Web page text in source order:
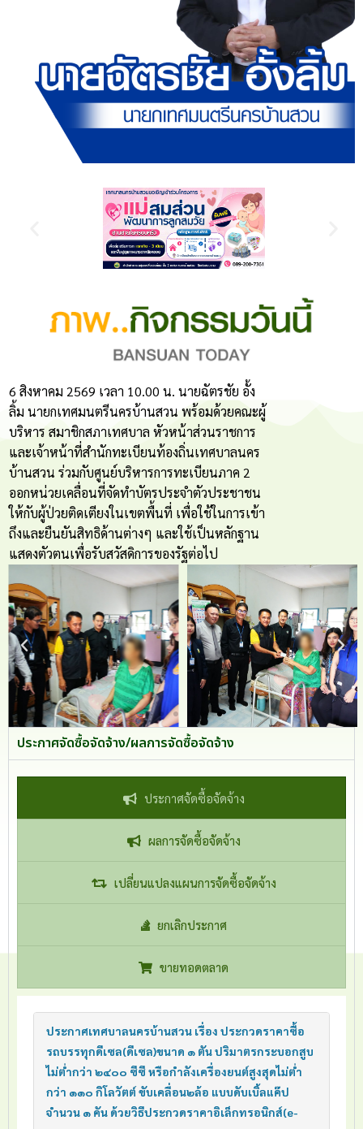
6 สิงหาคม 2569 เวลา 10.00 น. นายฉัตรชัย อั้ง
ลิ้ม นายกเทศมนตรีนครบ้านสวน พร้อมด้วยคณะผู้
บริหาร สมาชิกสภาเทศบาล หัวหน้าส่วนราชการ
และเจ้าหน้าที่สำนักทะเบียนท้องถิ่นเทศบาลนคร
บ้านสวน ร่วมกับศูนย์บริหารการทะเบียนภาค 2
ออกหน่วยเคลื่อนที่จัดทำบัตรประจำตัวประชาชน
ให้กับผู้ป่วยติดเตียงในเขตพื้นที่ เพื่อใช้ในการเข้า
ถึงและยืนยันสิทธิด้านต่างๆ และใช้เป็นหลักฐาน
แสดงตัวตนเพื่อรับสวัสดิการของรัฐต่อไป
ประกาศจัดซื้อจัดจ้าง/ผลการจัดซื้อจัดจ้าง
ประกาศจัดซื้อจัดจ้าง
ผลการจัดซื้อจัดจ้าง
เปลี่ยนแปลงแผนการจัดซื้อจัดจ้าง
ยกเลิกประกาศ
ขายทอดตลาด
ประกาศเทศบาลนครบ้านสวน เรื่อง ประกวดราคาซื้อ
รถบรรทุกดีเซล(ดีเซล)ขนาด ๑ ตัน ปริมาตรกระบอกสูบ
ไม่ต่ำกว่า ๒๔๐๐ ซีซี หรือกำลังเครื่องยนต์สูงสุดไม่ต่ำ
กว่า ๑๑๐ กิโลวัตต์ ขับเคลื่อน๒ล้อ แบบดับเบิ้ลแค๊ป
จำนวน ๑ คัน ด้วยวิธีประกวดราคาอิเล็กทรอนิกส์(e-